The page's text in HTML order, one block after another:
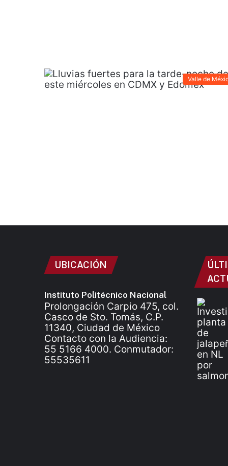
Valle de
UBICACIÓN
Instituto Politécnico Nacional
Prolongación Carpio 475, col.
Casco de Sto. Tomás, C.P.
11340, Ciudad de México
Contacto con la Audiencia:
55 5166 4000. Conmutador:
55535611